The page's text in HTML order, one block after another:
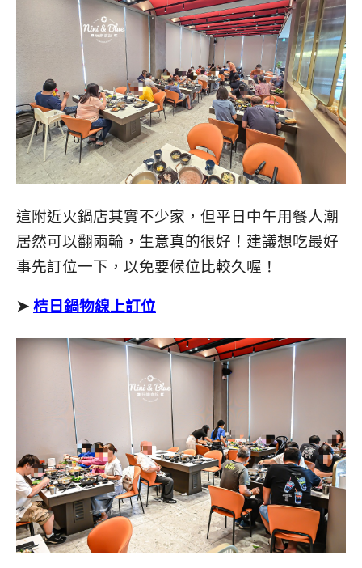
這附近火鍋店其實不少家，但平日中午用餐人潮
居然可以翻兩輪，生意真的很好！建議想吃最好
事先訂位一下，以免要候位比較久喔！
➤ 桔日鍋物線上訂位